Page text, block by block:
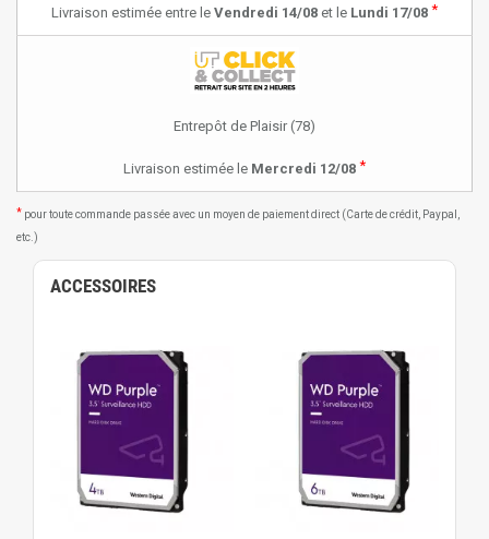
Livraison estimée entre le Vendredi 14/08 et le Lundi 17/08 *
Entrepôt de Plaisir (78)
Livraison estimée le Mercredi 12/08 *
* pour toute commande passée avec un moyen de paiement direct (Carte de crédit, Paypal,
etc.)
ACCESSOIRES